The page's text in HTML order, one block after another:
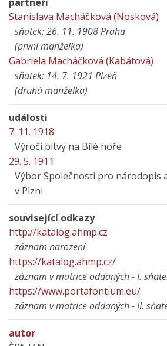
Stanislava Macháčková (Nosková)
sňatek: 26. 11. 1908 Praha
(první manželka)
Gabriela Macháčková (Kabátová)
sňatek: 14. 7. 1921 Plzeň
(druhá manželka)
události
7. 11. 1918
Výročí bitvy na Bílé hoře
29. 5. 1911
Výbor Společnosti pro národopis
v Plzni
související odkazy
http://katalog.ahmp.cz
záznam narození
https://katalog.ahmp.cz/
záznam v matrice oddaných - I.
https://www.portafontium.eu/
záznam v matrice oddaných - II.
autor